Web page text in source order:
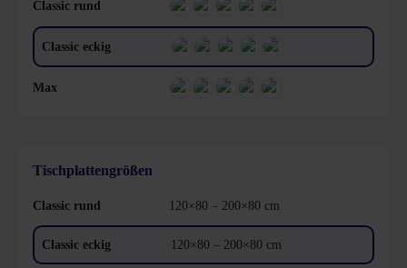
Tischplattengrößen
120×80 – 200×80 cm
120×80 – 200×80 cm